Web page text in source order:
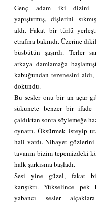
Genç adam iki dizini
yapıştırmış, dişlerini
aldı. Fakat bir türlü
etrafına bakındı. Üzerine
büsbütün şaşırdı. Terler
arkaya damlamağa
kabuğundan tezenesini
dokundu.
Bu sesler onu bir an açar
sükunete benzer bir
çaldıktan sonra söylemeğe
oynattı. Öksürmek isteyip
hali vardı. Nihayet
tavanın bizim tepemizdeki
halk şarkısına başladı.
Sesi yine güzel, fakat
karışıktı. Yükselince
yabancı sesler